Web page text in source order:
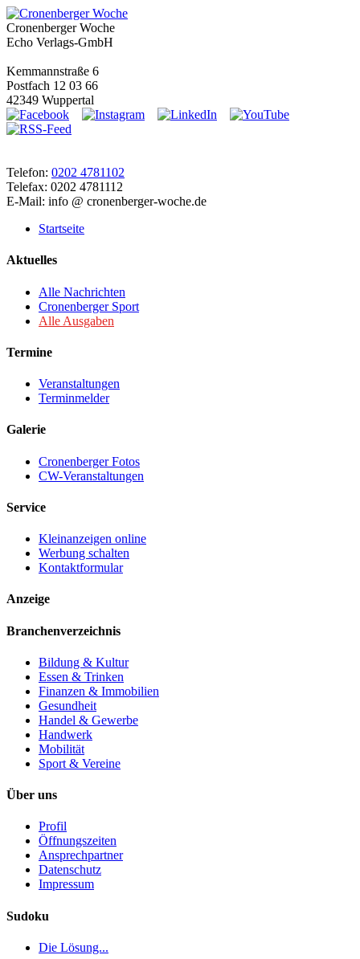
Cronenberger Woche
Echo Verlags-GmbH
Kemmannstraße 6
Postfach 12 03 66
42349 Wuppertal
Telefon: 0202 4781102
Telefax: 0202 4781112
E-Mail: info @ cronenberger-woche.de
Startseite
Aktuelles
Alle Nachrichten
Cronenberger Sport
Alle Ausgaben
Termine
Veranstaltungen
Terminmelder
Galerie
Cronenberger Fotos
CW-Veranstaltungen
Service
Kleinanzeigen online
Werbung schalten
Kontaktformular
Anzeige
Branchenverzeichnis
Bildung & Kultur
Essen & Trinken
Finanzen & Immobilien
Gesundheit
Handel & Gewerbe
Handwerk
Mobilität
Sport & Vereine
Über uns
Profil
Öffnungszeiten
Ansprechpartner
Datenschutz
Impressum
Sudoku
Die Lösung...